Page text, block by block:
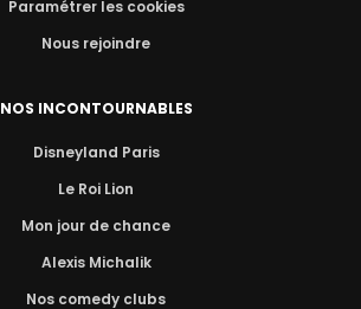
Paramétrer les cookies
Nous rejoindre
NOS INCONTOURNABLES
Disneyland Paris
Le Roi Lion
Mon jour de chance
Alexis Michalik
Nos comedy clubs